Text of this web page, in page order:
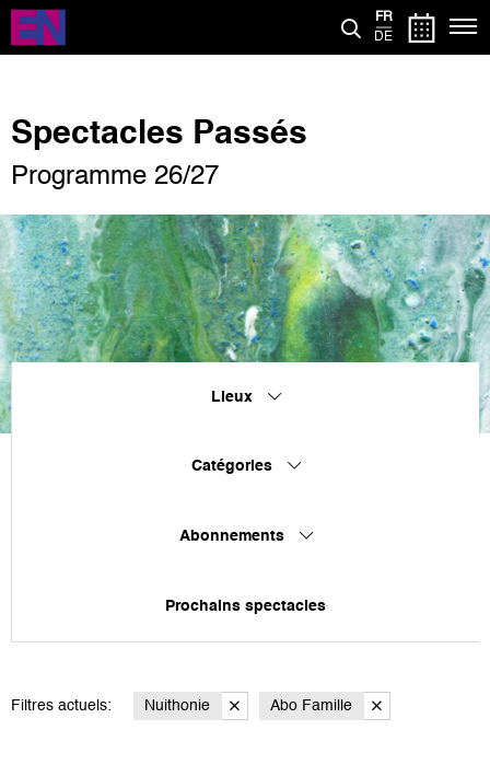
Aller
contenu
FR
DE
Spectacles Passés
Programme 26/27
Lieux
Catégories
Abonnements
Prochains spectacles
Filtres actuels: Nuithonie Abo Famille